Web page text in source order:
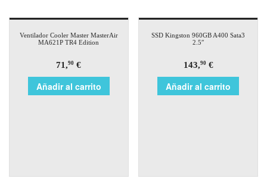
Ventilador Cooler Master MasterAir
MA621P TR4 Edition
71,90 €
Añadir al carrito
SSD Kingston 960GB A400 Sata3
2.5″
143,90€
Añadir al carrito